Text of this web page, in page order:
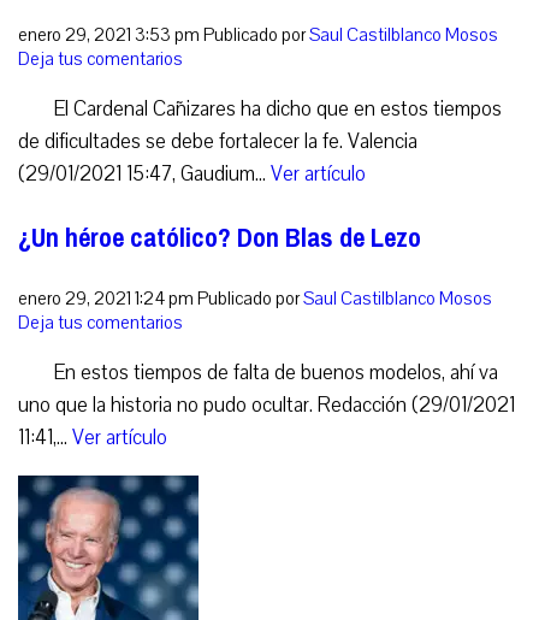
enero 29, 2021 3:53 pm Publicado porSaul Castilblanco Mosos
Deja tus comentarios
El Cardenal Cañizares ha dicho que en estos tiempos
de dificultades se debe fortalecer la fe. Valencia
(29/01/2021 15:47, Gaudium... Ver artículo
¿Un héroe católico? Don Blas de Lezo
enero 29, 2021 1:24 pm Publicado porSaul Castilblanco Mosos
Deja tus comentarios
En estos tiempos de falta de buenos modelos, ahí va
uno que la historia no pudo ocultar. Redacción (29/01/2021
11:41,... Ver artículo